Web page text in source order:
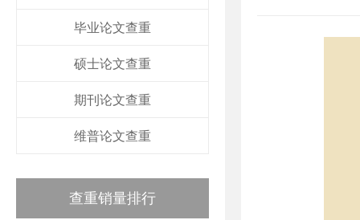
毕业论文查重
硕士论文查重
期刊论文查重
维普论文查重
查重销量排行